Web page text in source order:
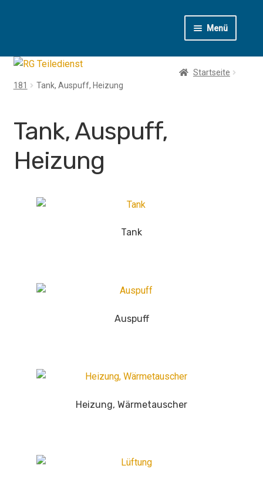
Menü
T1
T2
T4
Startseite
181
Tank, Auspuff, Heizung
Tank, Auspuff,
Heizung
Tank
Auspuff
Heizung, Wärmetauscher